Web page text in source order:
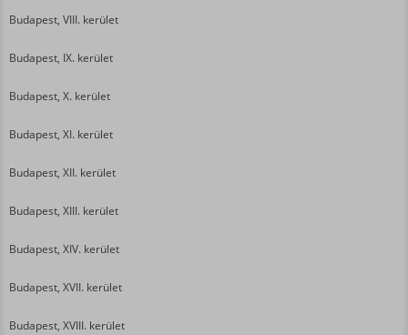
Budapest, VIII. kerület
Budapest, IX. kerület
Budapest, X. kerület
Budapest, XI. kerület
Budapest, XII. kerület
Budapest, XIII. kerület
Budapest, XIV. kerület
Budapest, XVII. kerület
Budapest, XVIII. kerület